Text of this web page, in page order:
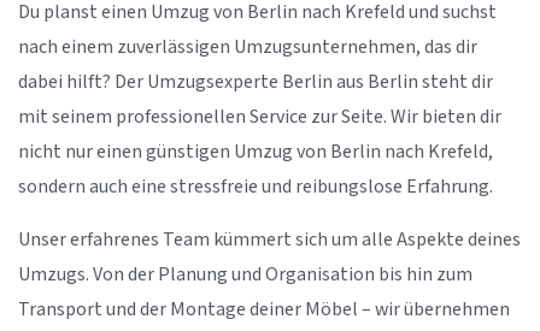
Du planst einen Umzug von Berlin nach Krefeld und suchst
nach einem zuverlässigen Umzugsunternehmen, das dir
dabei hilft? Der Umzugsexperte Berlin aus Berlin steht dir
mit seinem professionellen Service zur Seite. Wir bieten dir
nicht nur einen günstigen Umzug von Berlin nach Krefeld,
sondern auch eine stressfreie und reibungslose Erfahrung.
Unser erfahrenes Team kümmert sich um alle Aspekte deines
Umzugs. Von der Planung und Organisation bis hin zum
Transport und der Montage deiner Möbel – wir übernehmen